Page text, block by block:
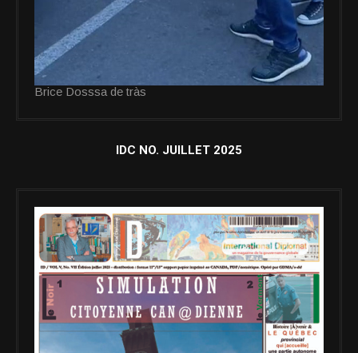
Brice Dosssa de tràs
IDC NO. JUILLET 2025